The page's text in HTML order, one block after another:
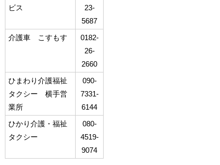
ビス
23-
5687
介護車 こすもす
0182-
26-
2660
ひまわり介護福祉
タクシー 横手営
業所
090-
7331-
6144
ひかり介護・福祉
タクシー
080-
4519-
9074